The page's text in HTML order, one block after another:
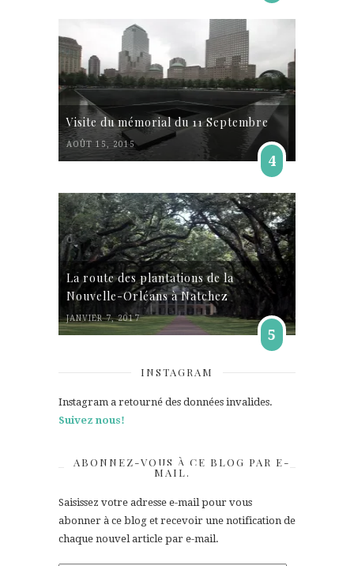
Visite du mémorial du 11 Septembre
AOÛT 15, 2015
4
La route des plantations de la
Nouvelle-Orléans à Natchez
JANVIER 7, 2017
5
INSTAGRAM
Instagram a retourné des données invalides.
Suivez nous!
ABONNEZ-VOUS À CE BLOG PAR E-
MAIL.
Saisissez votre adresse e-mail pour vous
abonner à ce blog et recevoir une notification de
chaque nouvel article par e-mail.